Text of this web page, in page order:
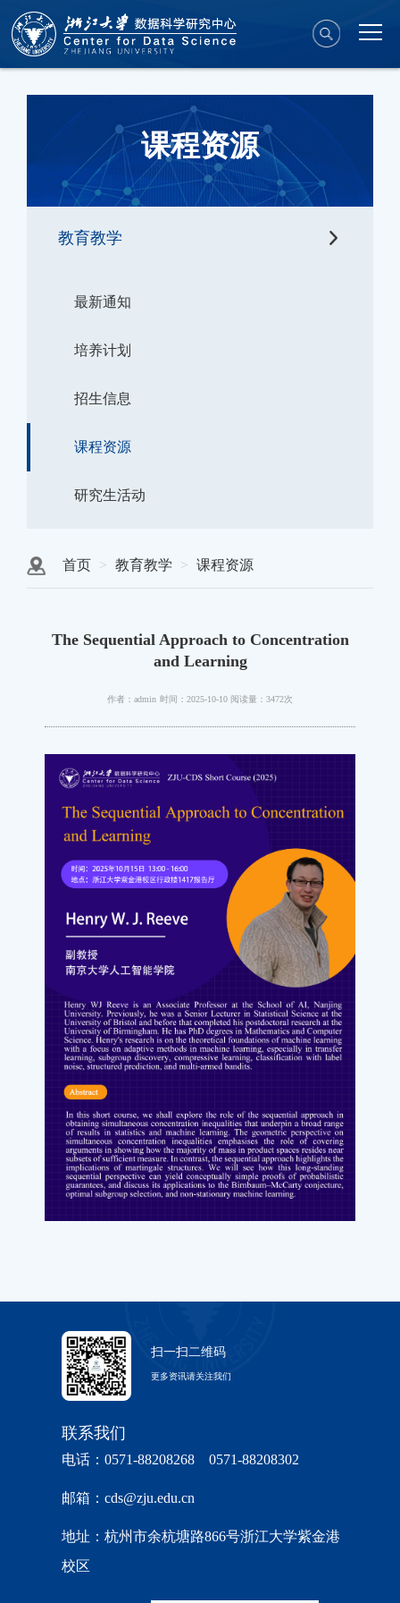
课程资源
教育教学
最新通知
培养计划
招生信息
课程资源
研究生活动
首页 教育教学 课程资源
The Sequential Approach to Concentration
and Learning
作者：admin 时间：2025-10-10 阅读量：3472次
扫一扫二维码
更多资讯请关注我们
联系我们
电话：0571-88208268 0571-88208302
邮箱：cds@zju.edu.cn
地址：杭州市余杭塘路866号浙江大学紫金港
校区